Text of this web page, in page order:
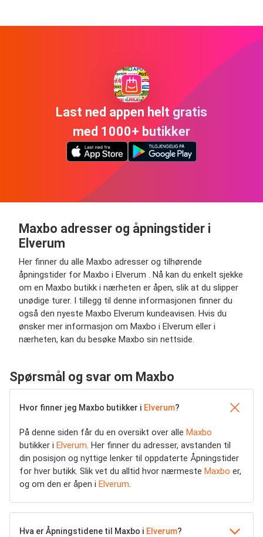
Last ned appen helt gratis
med 1000+ butikker
Maxbo adresser og åpningstider i
Elverum
Her finner du alle Maxbo adresser og tilhørende
åpningstider for Maxbo i Elverum . Nå kan du enkelt sjekke
om en Maxbo butikk i nærheten er åpen, slik at du slipper
unødige turer. I tillegg til denne informasjonen finner du
også den nyeste Maxbo Elverum kundeavisen. Hvis du
ønsker mer informasjon om Maxbo i Elverum eller i
nærheten, kan du besøke Maxbo sin nettside.
Spørsmål og svar om Maxbo
Hvor finner jeg Maxbo butikker i Elverum?
På denne siden får du en oversikt over alle Maxbo
butikker i Elverum. Her finner du adresser, avstanden til
din posisjon og nyttige lenker til oppdaterte Åpningstider
for hver butikk. Slik vet du alltid hvor nærmeste Maxbo er,
og om den er åpen i Elverum.
Hva er Åpningstidene til Maxbo i Elverum?